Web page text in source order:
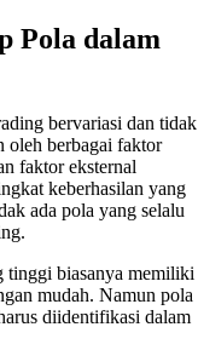
Pola dalam
bervariasi dan tidak
oleh berbagai faktor
faktor eksternal
keberhasilan yang
ada pola yang selalu
tinggi biasanya memiliki
mudah. Namun pola
diidentifikasi dalam